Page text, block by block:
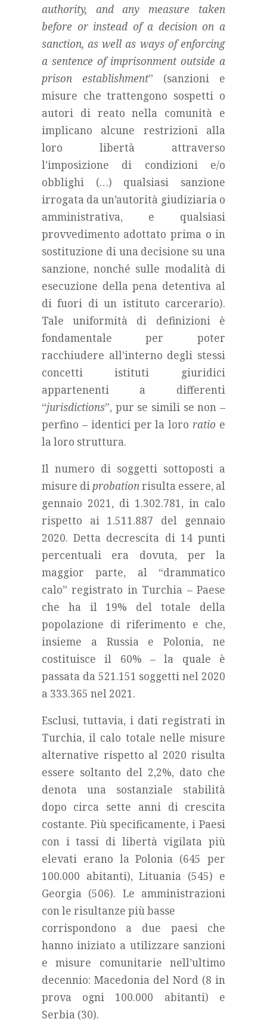
authority, and any measure taken
before or instead of a decision on a
sanction, as well as ways of enforcing
a sentence of imprisonment outside a
prison establishment” (sanzioni e
misure che trattengono sospetti o
autori di reato nella comunità e
implicano alcune restrizioni alla
loro libertà attraverso
l’imposizione di condizioni e/o
obblighi (…) qualsiasi sanzione
irrogata da un’autorità giudiziaria o
amministrativa, e qualsiasi
provvedimento adottato prima o in
sostituzione di una decisione su una
sanzione, nonché sulle modalità di
esecuzione della pena detentiva al
di fuori di un istituto carcerario).
Tale uniformità di definizioni è
fondamentale per poter
racchiudere all’interno degli stessi
concetti istituti giuridici
appartenenti a differenti
“jurisdictions”, pur se simili se non –
perfino – identici per la loro ratio e
la loro struttura.
Il numero di soggetti sottoposti a
misure diprobationrisulta essere, al
gennaio 2021, di 1.302.781, in calo
rispetto ai 1.511.887 del gennaio
2020. Detta decrescita di 14 punti
percentuali era dovuta, per la
maggior parte, al “drammatico
calo” registrato in Turchia – Paese
che ha il 19% del totale della
popolazione di riferimento e che,
insieme a Russia e Polonia, ne
costituisce il 60% – la quale è
passata da 521.151 soggetti nel 2020
a 333.365 nel 2021.
Esclusi, tuttavia, i dati registrati in
Turchia, il calo totale nelle misure
alternative rispetto al 2020 risulta
essere soltanto del 2,2%, dato che
denota una sostanziale stabilità
dopo circa sette anni di crescita
costante. Più specificamente, i Paesi
con i tassi di libertà vigilata più
elevati erano la Polonia (645 per
100.000 abitanti), Lituania (545) e
Georgia (506). Le amministrazioni
con le risultanze più basse
corrispondono a due paesi che
hanno iniziato a utilizzare sanzioni
e misure comunitarie nell’ultimo
decennio: Macedonia del Nord (8 in
prova ogni 100.000 abitanti) e
Serbia (30).